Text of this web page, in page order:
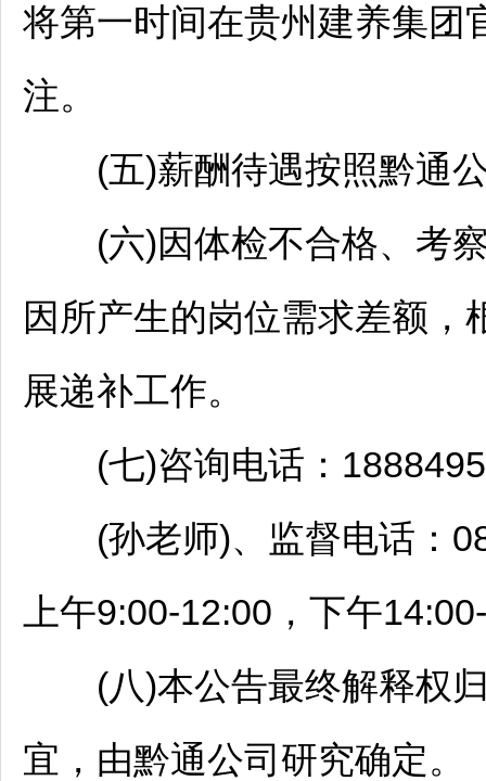
将第一时间在贵州建养集团
注。
(五)薪酬待遇按照黔通公
(六)因体检不合格、考察
因所产生的岗位需求差额
展递补工作。
(七)咨询电话：
(孙老师)、监督电话：
上午9:00-12:00，下午
(八)本公告最终解释权归
宜，由黔通公司研究确定。